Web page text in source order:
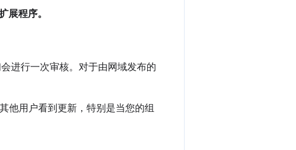
程序。
进行一次审核。对于由网域发布的
他用户看到更新，特别是当您的组